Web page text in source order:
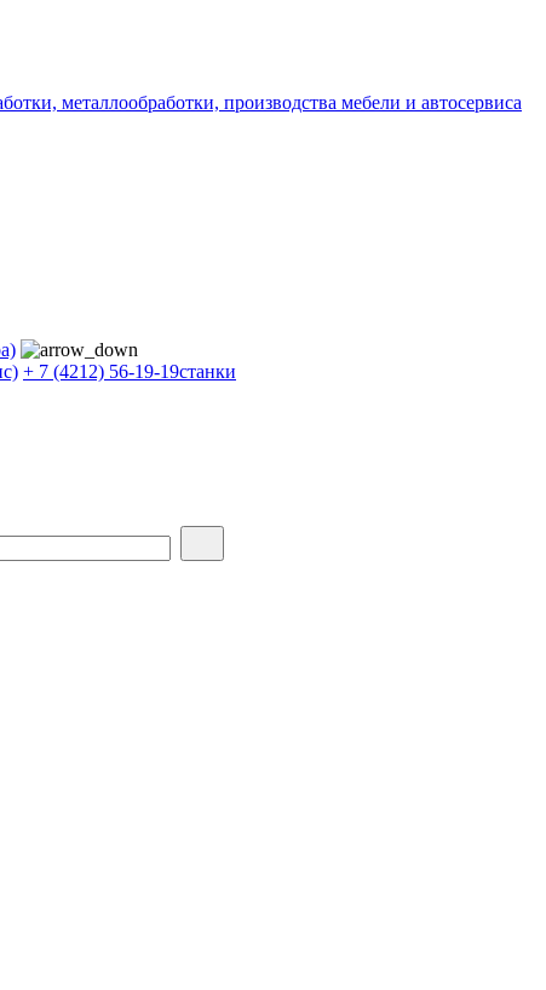
металлообработки, производства мебели и автосервиса
+ 7 (4212) 56-19-19станки